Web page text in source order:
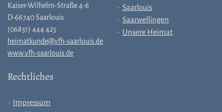
Kaiser-Wilhelm-Straße 4-6
D-66740 Saarlouis
(06831) 444 425
heimatkunde@vfh-saarlouis.de
www.vfh-saarlouis.de
Saarlouis
Saarwellingen
Unsere Heimat
Rechtliches
Impressum